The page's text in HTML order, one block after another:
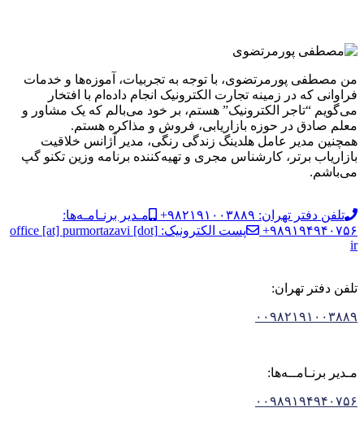
من مصطفی پورمرتضوی، با توجه به تجربیات، آموزه‌ها و خدمات
فراوانی که در زمینه تجارت الکترونیک انجام داده‌ام با افتخار
می‌گویم “تاجر الکترونیک” هستم، بر خود می‌بالم که یک مشاور و
معلم صادق در حوزه بازاریابی، فروش و مذاکره هستم.
همچنین مدیر عامل هلدینگ زندگی رنگی، مدیر آژانس خلاقیت
بازاریاب برتر، کارشناس مجری و تهیه‌کننده برنامه وزین تکنو گپ
می‌باشم.
تلفن دفتر تهران: ۹۸۲۱۹۱۰۰۳۸۸۹+
مـدیر برنـامـه‌ها:
۹۸۹۱۹۴۹۴۰۷۵۶+
پست الکترونیک: office [at] purmortazavi [dot]
ir
تلفن دفتر تهران:
۰۰۹۸۲۱۹۱۰۰۳۸۸۹
مـدیر برنـامــه‌ها:
۰۰۹۸۹۱۹۴۹۴۰۷۵۶